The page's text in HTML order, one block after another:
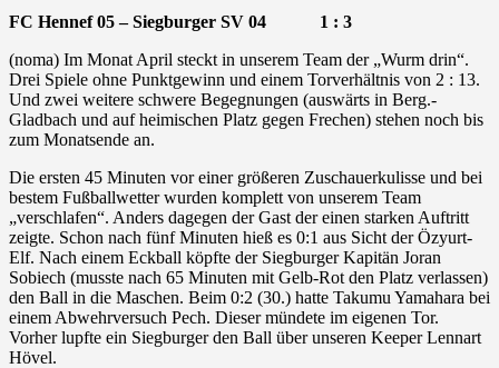
FC Hennef 05 – Siegburger SV 04 1 : 3
(noma) Im Monat April steckt in unserem Team der „Wurm drin“.
Drei Spiele ohne Punktgewinn und einem Torverhältnis von 2 : 13.
Und zwei weitere schwere Begegnungen (auswärts in Berg.-
Gladbach und auf heimischen Platz gegen Frechen) stehen noch bis
zum Monatsende an.
Die ersten 45 Minuten vor einer größeren Zuschauerkulisse und bei
bestem Fußballwetter wurden komplett von unserem Team
„verschlafen“. Anders dagegen der Gast der einen starken Auftritt
zeigte. Schon nach fünf Minuten hieß es 0:1 aus Sicht der Özyurt-
Elf. Nach einem Eckball köpfte der Siegburger Kapitän Joran
Sobiech (musste nach 65 Minuten mit Gelb-Rot den Platz verlassen)
den Ball in die Maschen. Beim 0:2 (30.) hatte Takumu Yamahara bei
einem Abwehrversuch Pech. Dieser mündete im eigenen Tor.
Vorher lupfte ein Siegburger den Ball über unseren Keeper Lennart
Hövel.